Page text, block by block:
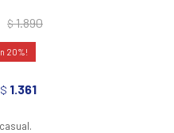
$1.890
20
$ 1.361